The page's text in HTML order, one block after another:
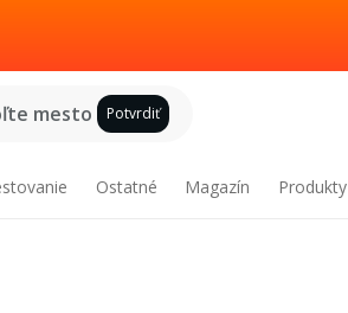
mesto Potvrdiť
Ostatné Magazín Produkty